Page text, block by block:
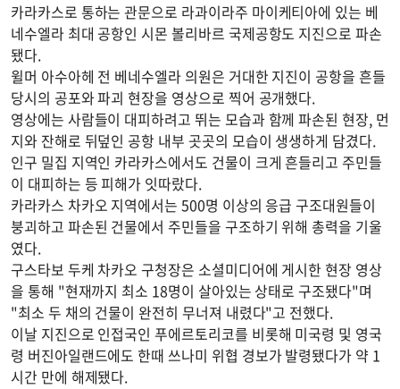
카라카스로 통하는 관문으로 라과이라주 마이케티아에 있는 베
네수엘라 최대 공항인 시몬 볼리바르 국제공항도 지진으로 파손
됐다.
윌머 아수아헤 전 베네수엘라 의원은 거대한 지진이 공항을 흔들
당시의 공포와 파괴 현장을 영상으로 찍어 공개했다.
영상에는 사람들이 대피하려고 뛰는 모습과 함께 파손된 현장, 먼
지와 잔해로 뒤덮인 공항 내부 곳곳의 모습이 생생하게 담겼다.
인구 밀집 지역인 카라카스에서도 건물이 크게 흔들리고 주민들
이 대피하는 등 피해가 잇따랐다.
카라카스 차카오 지역에서는 500명 이상의 응급 구조대원들이
붕괴하고 파손된 건물에서 주민들을 구조하기 위해 총력을 기울
였다.
구스타보 두케 차카오 구청장은 소셜미디어에 게시한 현장 영상
을 통해 "현재까지 최소 18명이 살아있는 상태로 구조됐다"며
"최소 두 채의 건물이 완전히 무너져 내렸다"고 전했다.
이날 지진으로 인접국인 푸에르토리코를 비롯해 미국령 및 영국
령 버진아일랜드에도 한때 쓰나미 위협 경보가 발령됐다가 약 1
시간 만에 해제됐다.